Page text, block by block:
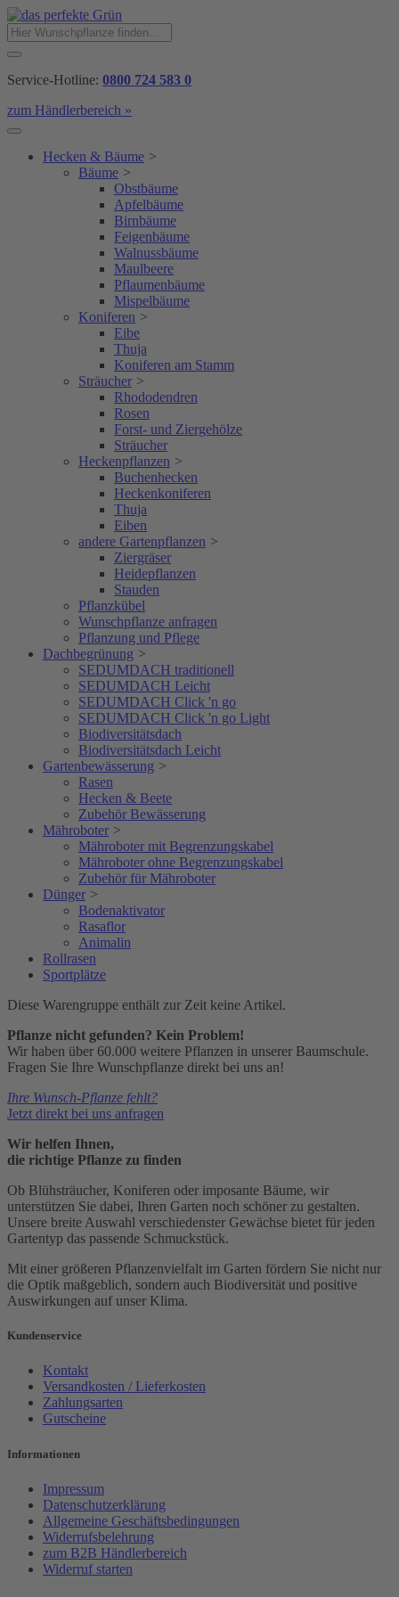
Service-Hotline: 0800 724 583 0
zum Händlerbereich »
Hecken & Bäume >
Bäume >
Obstbäume
Apfelbäume
Birnbäume
Feigenbäume
Walnussbäume
Maulbeere
Pflaumenbäume
Mispelbäume
Koniferen >
Eibe
Thuja
Koniferen am Stamm
Sträucher >
Rhododendren
Rosen
Forst- und Ziergehölze
Sträucher
Heckenpflanzen >
Buchenhecken
Heckenkoniferen
Thuja
Eiben
andere Gartenpflanzen >
Ziergräser
Heidepflanzen
Stauden
Pflanzkübel
Wunschpflanze anfragen
Pflanzung und Pflege
Dachbegrünung >
SEDUMDACH traditionell
SEDUMDACH Leicht
SEDUMDACH Click 'n go
SEDUMDACH Click 'n go Light
Biodiversitätsdach
Biodiversitätsdach Leicht
Gartenbewässerung >
Rasen
Hecken & Beete
Zubehör Bewässerung
Mähroboter >
Mähroboter mit Begrenzungskabel
Mähroboter ohne Begrenzungskabel
Zubehör für Mähroboter
Dünger >
Bodenaktivator
Rasaflor
Animalin
Rollrasen
Sportplätze
Diese Warengruppe enthält zur Zeit keine Artikel.
Pflanze nicht gefunden? Kein Problem!
Wir haben über 60.000 weitere Pflanzen in unserer Baumschule.
Fragen Sie Ihre Wunschpflanze direkt bei uns an!
Ihre Wunsch-Pflanze fehlt?
Jetzt direkt bei uns anfragen
Wir helfen Ihnen,
die richtige Pflanze zu finden
Ob Blühsträucher, Koniferen oder imposante Bäume, wir
unterstützen Sie dabei, Ihren Garten noch schöner zu gestalten.
Unsere breite Auswahl verschiedenster Gewächse bietet für jeden
Gartentyp das passende Schmuckstück.
Mit einer größeren Pflanzenvielfalt im Garten fördern Sie nicht nur
die Optik maßgeblich, sondern auch Biodiversität und positive
Auswirkungen auf unser Klima.
Kundenservice
Kontakt
Versandkosten / Lieferkosten
Zahlungsarten
Gutscheine
Informationen
Impressum
Datenschutzerklärung
Allgemeine Geschäftsbedingungen
Widerrufsbelehrung
zum B2B Händlerbereich
Widerruf starten